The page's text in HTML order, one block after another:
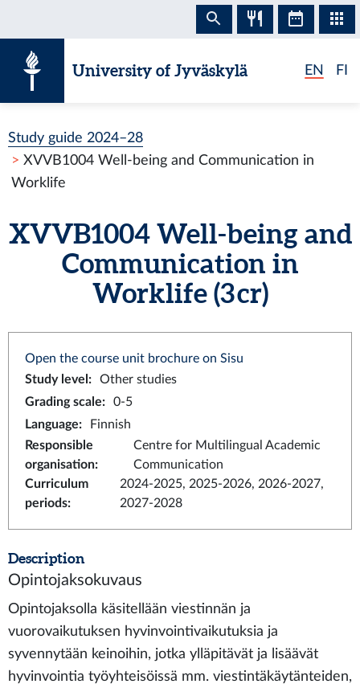
University of Jyväskylä EN FI
Study guide 2024–28
XVVB1004 Well-being and Communication in
Worklife
XVVB1004 Well-being and
Communication in
Worklife (3 cr)
Open the course unit brochure on Sisu
Study level :
Other studies
Grading scale:
0-5
Language:
Finnish
Responsible
organisation:
Centre for Multilingual Academic
Communication
Curriculum
periods:
2024-2025, 2025-2026, 2026-2027,
2027-2028
Description
Opintojaksokuvaus
Opintojaksolla käsitellään viestinnän ja
vuorovaikutuksen hyvinvointivaikutuksia ja
syvennytään keinoihin, jotka ylläpitävät ja lisäävät
hyvinvointia työyhteisöissä mm. viestintäkäytänteiden,